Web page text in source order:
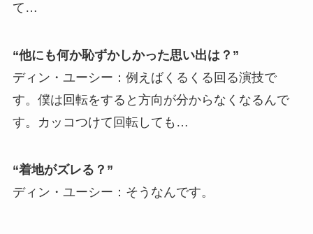
て…
“他にも何か恥ずかしかった思い出は？”
ディン・ユーシー：例えばくるくる回る演技で
す。僕は回転をすると方向が分からなくなるんで
す。カッコつけて回転しても…
“着地がズレる？”
ディン・ユーシー：そうなんです。